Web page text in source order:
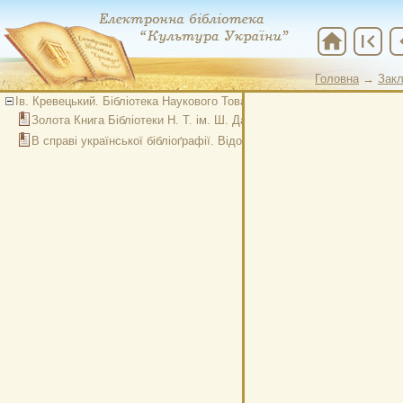
Головна →
Головна→
home first_page
Ів. Кревецький. Бібліотека Наукового Товариства ім. Шевченка у
Золота Книга Бібліотеки Н. Т. ім. Ш. Дари в 1893-1923 рр.
В справі української бібліоґрафії. Відозва.